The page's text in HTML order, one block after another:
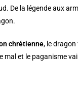
De la légende aux
chrétienne, le
mal et le paganisme